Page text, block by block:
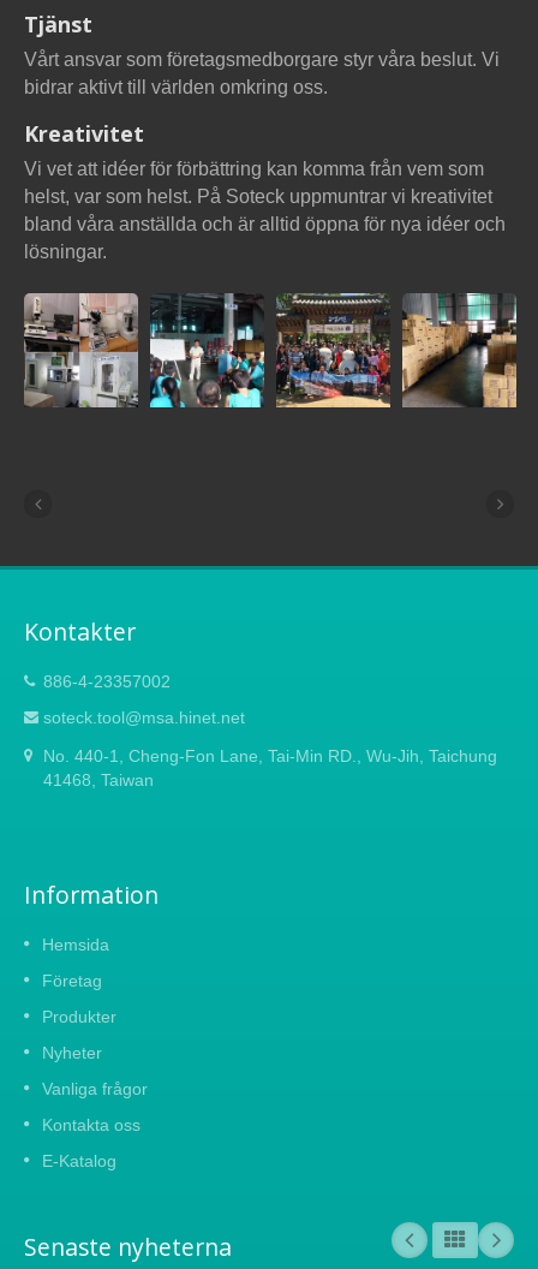
Tjänst
Vårt ansvar som företagsmedborgare styr våra beslut. Vi
bidrar aktivt till världen omkring oss.
Kreativitet
Vi vet att idéer för förbättring kan komma från vem som
helst, var som helst. På Soteck uppmuntrar vi kreativitet
bland våra anställda och är alltid öppna för nya idéer och
lösningar.
Kontakter
886-4-23357002
soteck.tool@msa.hinet.net
No. 440-1, Cheng-Fon Lane, Tai-Min RD., Wu-Jih, Taichung
41468, Taiwan
Information
Hemsida
Företag
Produkter
Nyheter
Vanliga frågor
Kontakta oss
E-Katalog
Senaste nyheterna